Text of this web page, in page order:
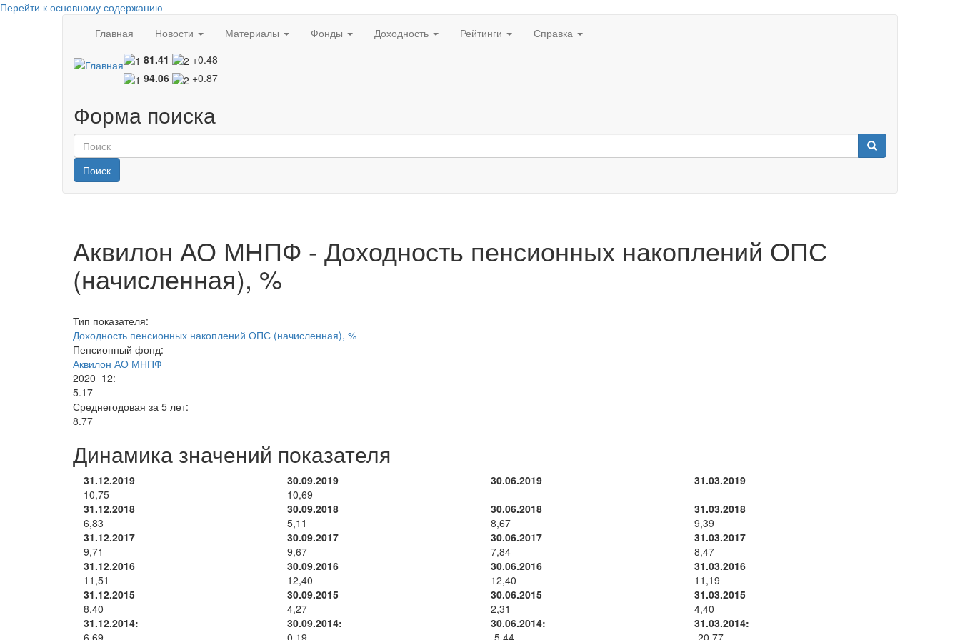
Перейти к основному содержанию
Главная
Новости Материалы Фонды Доходность Рейтинги
Справка
81.41
+0.48
94.06
+0.87
Форма поиска
Поиск
Аквилон АО МНПФ - Доходность пенсионных накоплений ОПС
(начисленная), %
Тип показателя:
Доходность пенсионных накоплений ОПС (начисленная), %
Пенсионный фонд:
Аквилон АО МНПФ
2020_12:
5.17
Среднегодовая за 5 лет:
8.77
Динамика значений показателя
31.12.2019
10,75
30.09.2019
10,69
30.06.2019
-
31.03.2019
-
31.12.2018
6,83
30.09.2018
5,11
30.06.2018
8,67
31.03.2018
9,39
31.12.2017
9,71
30.09.2017
9,67
30.06.2017
7,84
31.03.2017
8,47
31.12.2016
11,51
30.09.2016
12,40
30.06.2016
12,40
31.03.2016
11,19
31.12.2015
8,40
30.09.2015
4,27
30.06.2015
2,31
31.03.2015
4,40
31.12.2014:
6,69
30.09.2014:
0,19
30.06.2014:
-5,44
31.03.2014:
-20,77